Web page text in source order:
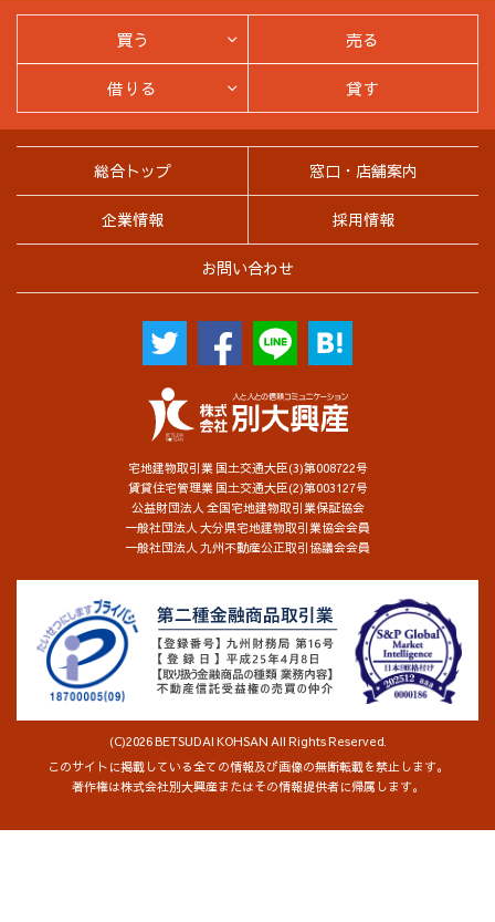
宅地建物取引業 国土交通大臣(3)第008722号
賃貸住宅管理業 国土交通大臣(2)第003127号
公益財団法人 全国宅地建物取引業保証協会
一般社団法人 大分県宅地建物取引業協会会員
一般社団法人 九州不動産公正取引協議会会員
(C)2026 BETSUDAI KOHSAN All Rights Reserved.
このサイトに掲載している全ての情報及び画像の無断転載を禁止します。
著作権は株式会社別大興産またはその情報提供者に帰属します。
総合トップ 窓口・店舗案内
企業情報 採用情報
お問い合わせ
買う
売る
借りる
貸す